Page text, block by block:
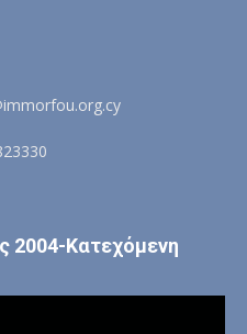
2004-Κατεχόμενη